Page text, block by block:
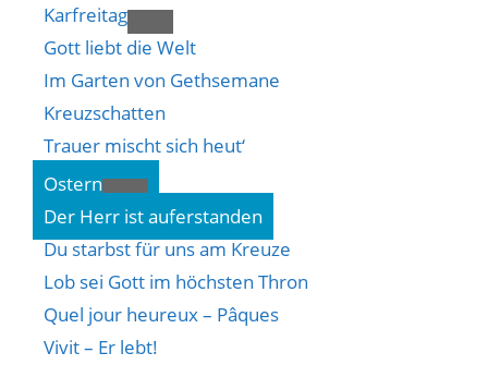
Karfreitag
Gott liebt die Welt
Im Garten von Gethsemane
Kreuzschatten
Trauer mischt sich heut‘
Ostern
Der Herr ist auferstanden
Du starbst für uns am Kreuze
Lob sei Gott im höchsten Thron
Quel jour heureux – Pâques
Vivit – Er lebt!